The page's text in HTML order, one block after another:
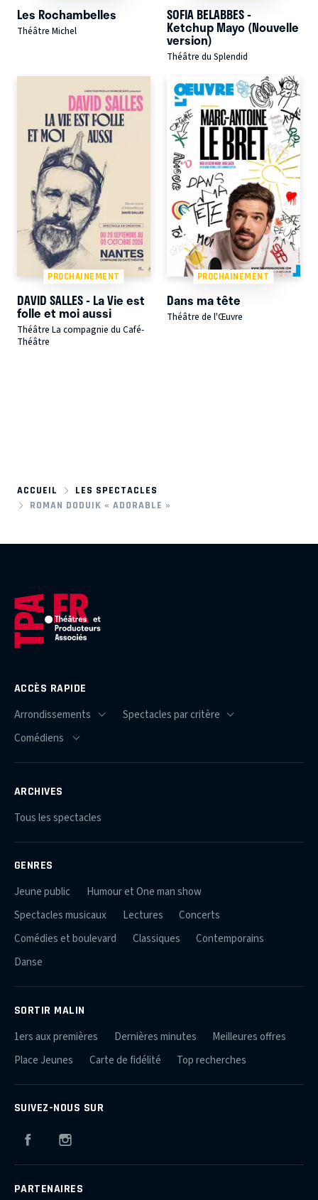
Les Rochambelles
Théâtre Michel
SOFIA BELABBES -
Ketchup Mayo (Nouvelle
version)
Théâtre du Splendid
PROCHAINEMENT
DAVID SALLES - La Vie est
folle et moi aussi
Théâtre La compagnie du Café-
Théâtre
PROCHAINEMENT
Dans ma tête
Théâtre de l'Œuvre
ACCUEIL
LES SPECTACLES
ROMAN DODUIK « ADORABLE »
ACCÈS RAPIDE
ARCHIVES
Tous les spectacles
GENRES
Jeune public
Humour et One man show
Spectacles musicaux
Lectures
Concerts
Comédies et boulevard
Classiques
Contemporains
Danse
SORTIR MALIN
1ers aux premières Dernières minutes
Meilleures offres
Place Jeunes
Carte de fidélité Top recherches
SUIVEZ-NOUS SUR
Facebook
PARTENAIRES